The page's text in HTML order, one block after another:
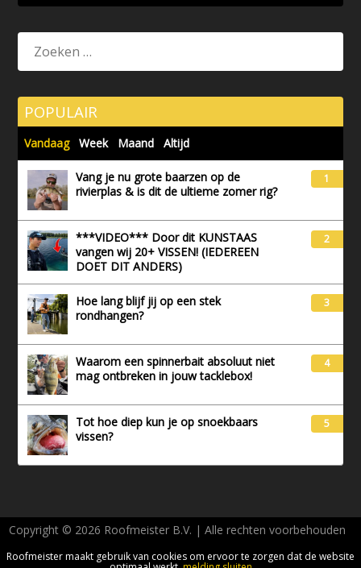
POPULAIR
Vandaag Week Maand Altijd
Vang je nu grote baarzen op de
rivierplas & is dit de ultieme zomer rig?
1
***VIDEO*** Door dit KUNSTAAS
vangen wij 20+ VISSEN! (IEDEREEN
DOET DIT ANDERS)
2
Hoe lang blijf jij op een stek
rondhangen?
3
Waarom een spinnerbait absoluut niet
mag ontbreken in jouw tacklebox!
4
Tot hoe diep kun je op snoekbaars
vissen?
5
Roofmeister maakt gebruik van cookies om ervoor te zorgen dat de website
Copyright © 2026 Roofmeister B.V. | Alle rechten voorbehouden
AVG - Privacy